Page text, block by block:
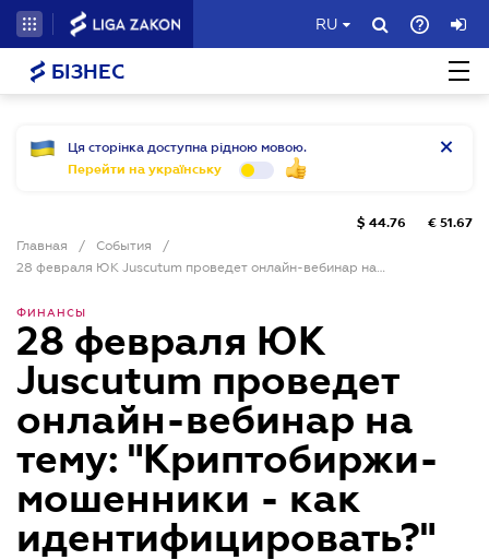
RU
БІЗНЕС
Ця сторінка доступна рідною мовою.
Перейти на українську
Главная / События
/
28 февраля ЮК Juscutum проведет онлайн-вебинар на тему: "Криптобиржи-мошенники - как идентифицировать?"
$ 44.76 € 51.67
ФИНАНСЫ
28 февраля ЮК
Juscutum проведет
онлайн-вебинар на
тему: "Криптобиржи-
мошенники - как
идентифицировать?"